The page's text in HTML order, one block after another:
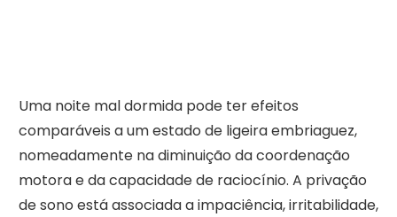
Uma noite mal dormida pode ter efeitos
comparáveis a um estado de ligeira embriaguez,
nomeadamente na diminuição da coordenação
motora e da capacidade de raciocínio. A privação
de sono está associada a impaciência, irritabilidade,